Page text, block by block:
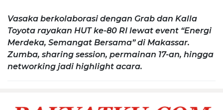
Vasaka berkolaborasi dengan Grab dan Kalla
Toyota rayakan HUT ke-80 RI lewat event “Energi
Merdeka, Semangat Bersama” di Makassar.
Zumba, sharing session, permainan 17-an, hingga
networking jadi highlight acara.